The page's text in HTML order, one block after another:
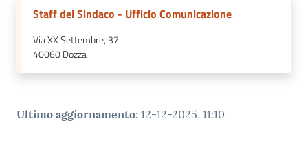
Staff del Sindaco - Ufficio Comunicazione
Via XX Settembre, 37
40060Dozza
Ultimo aggiornamento: 12-12-2025, 11:10